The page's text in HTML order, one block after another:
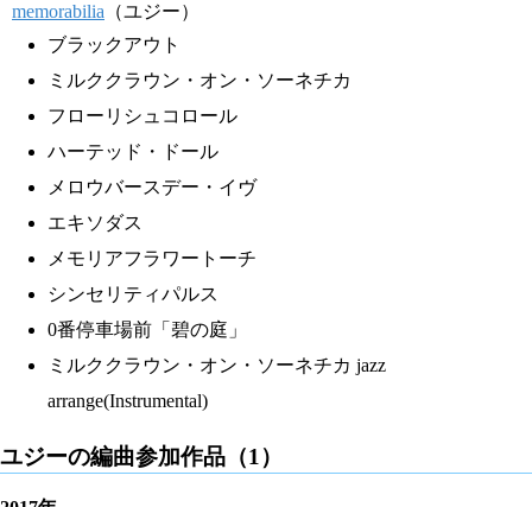
memorabilia （ユジー）
ブラックアウト
ミルククラウン・オン・ソーネチカ
フローリシュコロール
ハーテッド・ドール
メロウバースデー・イヴ
エキソダス
メモリアフラワートーチ
シンセリティパルス
0番停車場前「碧の庭」
ミルククラウン・オン・ソーネチカ jazz
arrange(Instrumental)
ユジーの編曲参加作品（1）